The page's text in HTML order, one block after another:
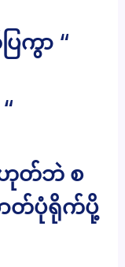
ကွာ “
ဟုတ်ဘဲ စ
ာတ်ပုံရိုက်ပို့